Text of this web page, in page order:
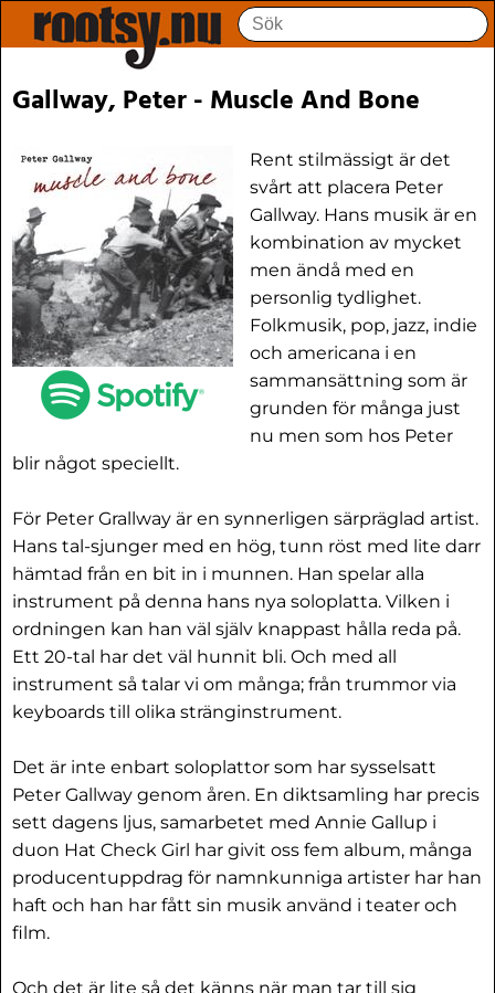
Gallway, Peter - Muscle And Bone
Rent stilmässigt är det
svårt att placera Peter
Gallway. Hans musik är en
kombination av mycket
men ändå med en
personlig tydlighet.
Folkmusik, pop, jazz, indie
och americana i en
sammansättning som är
grunden för många just
nu men som hos Peter
blir något speciellt.
För Peter Grallway är en synnerligen särpräglad artist.
Hans tal-sjunger med en hög, tunn röst med lite darr
hämtad från en bit in i munnen. Han spelar alla
instrument på denna hans nya soloplatta. Vilken i
ordningen kan han väl själv knappast hålla reda på.
Ett 20-tal har det väl hunnit bli. Och med all
instrument så talar vi om många; från trummor via
keyboards till olika stränginstrument.
Det är inte enbart soloplattor som har sysselsatt
Peter Gallway genom åren. En diktsamling har precis
sett dagens ljus, samarbetet med Annie Gallup i
duon Hat Check Girl har givit oss fem album, många
producentuppdrag för namnkunniga artister har han
haft och han har fått sin musik använd i teater och
film.
Och det är lite så det känns när man tar till sig